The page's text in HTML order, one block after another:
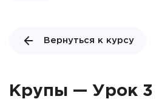
Вернуться к курсу
Крупы — Урок 3